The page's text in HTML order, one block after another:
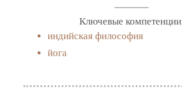
Ключевые
индийская философия
йога